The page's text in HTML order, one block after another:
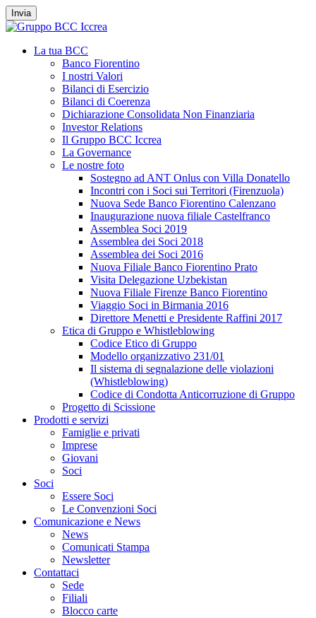
Invia
La tua BCC
Banco Fiorentino
I nostri Valori
Bilanci di Esercizio
Bilanci di Coerenza
Dichiarazione Consolidata Non Finanziaria
Investor Relations
Il Gruppo BCC Iccrea
La Governance
Le nostre foto
Sostegno ad ANT Onlus con Villa Donatello
Incontri con i Soci sui Territori (Firenzuola)
Nuova Sede Banco Fiorentino Calenzano
Inaugurazione nuova filiale Castelfranco
Assemblea Soci 2019
Assemblea dei Soci 2018
Assemblea dei Soci 2016
Nuova Filiale Banco Fiorentino Prato
Visita Delegazione Uzbekistan
Nuova Filiale Firenze Banco Fiorentino
Viaggio Soci in Birmania 2016
Direttore Menetti e Presidente Raffini 2017
Etica di Gruppo e Whistleblowing
Codice Etico di Gruppo
Modello organizzativo 231/01
Il sistema di segnalazione delle violazioni
(Whistleblowing)
Codice di Condotta Anticorruzione di Gruppo
Progetto di Scissione
Prodotti e servizi
Famiglie e privati
Imprese
Giovani
Soci
Soci
Essere Soci
Le Convenzioni Soci
Comunicazione e News
News
Comunicati Stampa
Newsletter
Contattaci
Sede
Filiali
Blocco carte